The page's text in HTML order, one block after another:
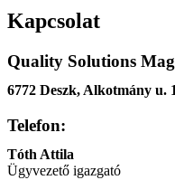
Kapcsolat
Quality Solutions
6772 Deszk, Alkotmány u.
Telefon:
Tóth Attila
Ügyvezető igazgató